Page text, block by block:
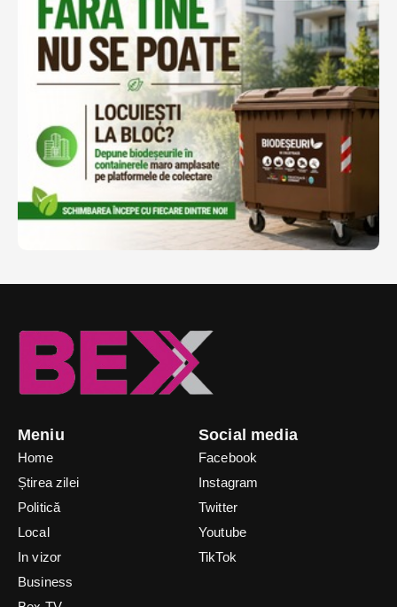
Meniu
Home
Știrea zilei
Politică
Local
In vizor
Business
Social media
Facebook
Instagram
Twitter
Youtube
TikTok